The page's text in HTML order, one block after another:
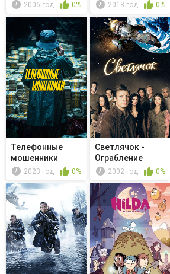
2006 год 0% 2018 год 0%
Телефонные
мошенники
2023 год 0%
Светлячок -
Ограбление
поезда
2002 год 0%